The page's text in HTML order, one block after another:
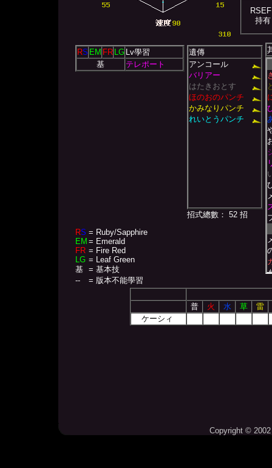
持有
RS EM FR LG Lv學習
基
テレポート
RS = Ruby/Sapphire
EM = Emerald
FR = Fire Red
LG = Leaf Green
基
= 基本技
--
= 版本不能學習
遺傳
アンコール
バリアー
はたきおとす
ほのおのパンチ
かみなりパンチ
れいとうパンチ
招式總數： 52 招
普 火 水 草
雷
ケーシィ
Copyright ©